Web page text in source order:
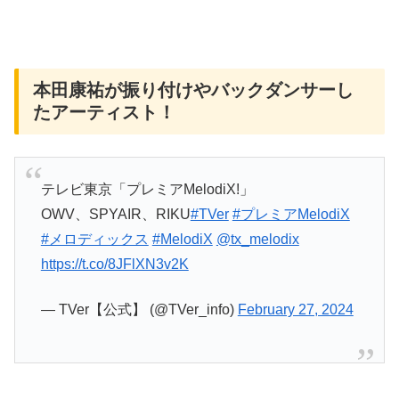
本田康祐が振り付けやバックダンサーし
たアーティスト！
テレビ東京「プレミアMelodiX!」
OWV、SPYAIR、RIKU#TVer #プレミアMelodiX
#メロディックス #MelodiX @tx_melodix
https://t.co/8JFlXN3v2K
— TVer【公式】 (@TVer_info) February 27, 2024